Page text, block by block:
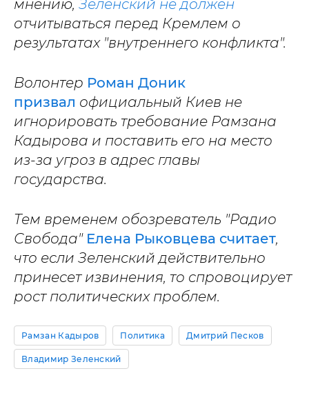
мнению, Зеленский не должен
отчитываться перед Кремлем о
результатах "внутреннего конфликта".
Волонтер Роман Доник
призвал официальный Киев не
игнорировать требование Рамзана
Кадырова и поставить его на место
из-за угроз в адрес главы
государства.
Тем временем обозреватель "Радио
Свобода" Елена Рыковцева считает,
что если Зеленский действительно
принесет извинения, то спровоцирует
рост политических проблем.
Рамзан Кадыров Политика Дмитрий Песков
Владимир Зеленский